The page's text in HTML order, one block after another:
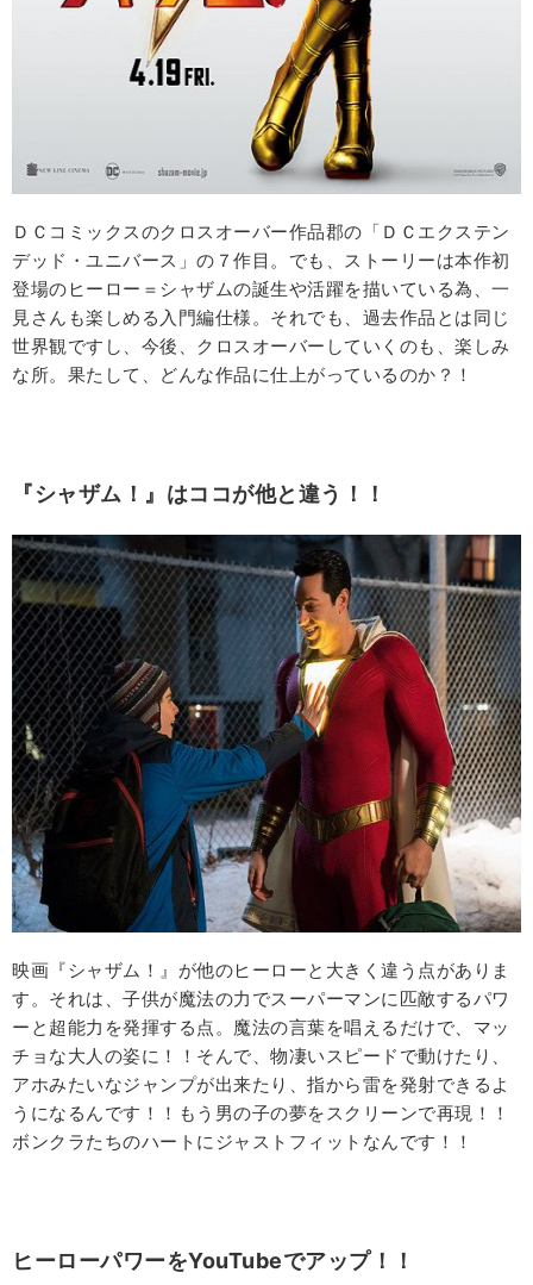
ＤＣコミックスのクロスオーバー作品郡の「ＤＣエクステン
デッド・ユニバース」の７作目。でも、ストーリーは本作初
登場のヒーロー＝シャザムの誕生や活躍を描いている為、一
見さんも楽しめる入門編仕様。それでも、過去作品とは同じ
世界観ですし、今後、クロスオーバーしていくのも、楽しみ
な所。果たして、どんな作品に仕上がっているのか？！
『シャザム！』はココが他と違う！！
映画『シャザム！』が他のヒーローと大きく違う点がありま
す。それは、子供が魔法の力でスーパーマンに匹敵するパワ
ーと超能力を発揮する点。魔法の言葉を唱えるだけで、マッ
チョな大人の姿に！！そんで、物凄いスピードで動けたり、
アホみたいなジャンプが出来たり、指から雷を発射できるよ
うになるんです！！もう男の子の夢をスクリーンで再現！！
ボンクラたちのハートにジャストフィットなんです！！
ヒーローパワーをYouTubeでアップ！！